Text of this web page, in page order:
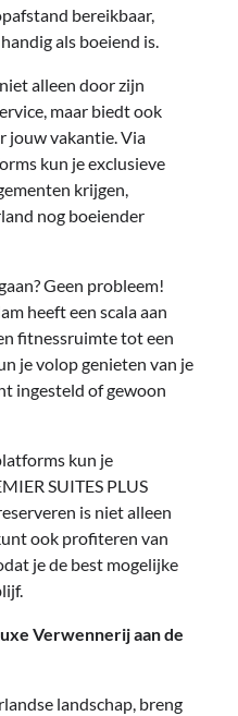
bereikbaar,
als boeiend is.
alleen door zijn
maar biedt ook
jouw vakantie. Via
kun je exclusieve
krijgen,
nog boeiender
Geen probleem!
heeft een scala aan
fitnessruimte tot een
je volop genieten van je
ingesteld of gewoon
kun je
SUITES PLUS
is niet alleen
ook profiteren van
je de best mogelijke
Verwennerij aan de
landschap, breng